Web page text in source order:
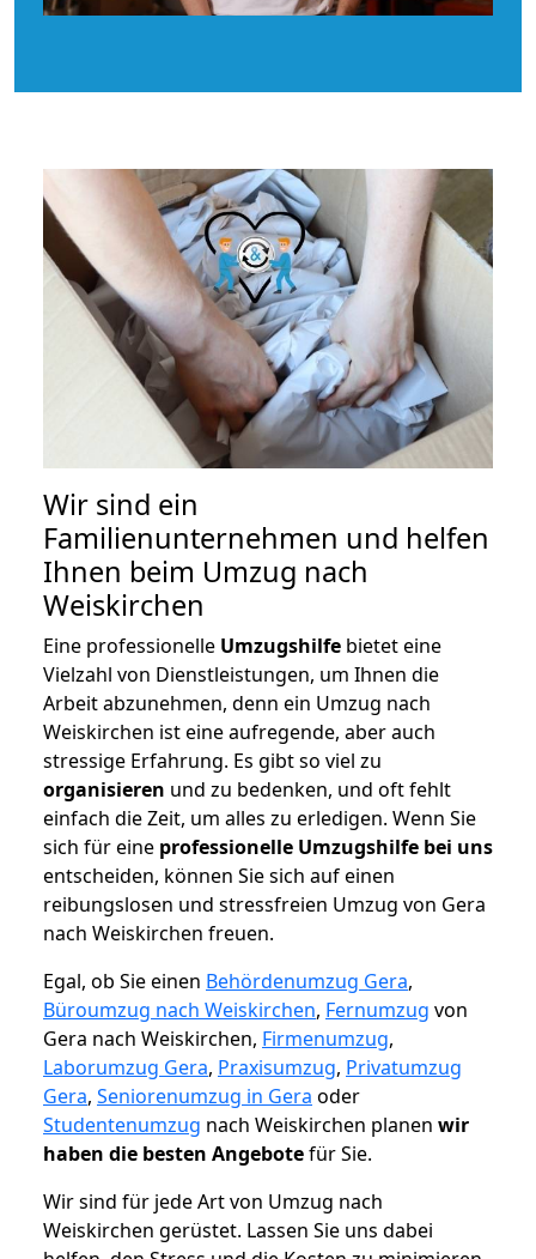
Wir sind ein
Familienunternehmen und helfen
Ihnen beim Umzug nach
Weiskirchen
Eine professionelle Umzugshilfe bietet eine
Vielzahl von Dienstleistungen, um Ihnen die
Arbeit abzunehmen, denn ein Umzug nach
Weiskirchen ist eine aufregende, aber auch
stressige Erfahrung. Es gibt so viel zu
organisieren und zu bedenken, und oft fehlt
einfach die Zeit, um alles zu erledigen. Wenn Sie
sich für eine professionelle Umzugshilfe bei uns
entscheiden, können Sie sich auf einen
reibungslosen und stressfreien Umzug von Gera
nach Weiskirchen freuen.
Egal, ob Sie einen Behördenumzug Gera,
Büroumzug nach Weiskirchen, Fernumzug von
Gera nach Weiskirchen, Firmenumzug,
Laborumzug Gera, Praxisumzug, Privatumzug
Gera, Seniorenumzug in Gera oder
Studentenumzug nach Weiskirchen planen wir
haben die besten Angebotefür Sie.
Wir sind für jede Art von Umzug nach
Weiskirchen gerüstet. Lassen Sie uns dabei